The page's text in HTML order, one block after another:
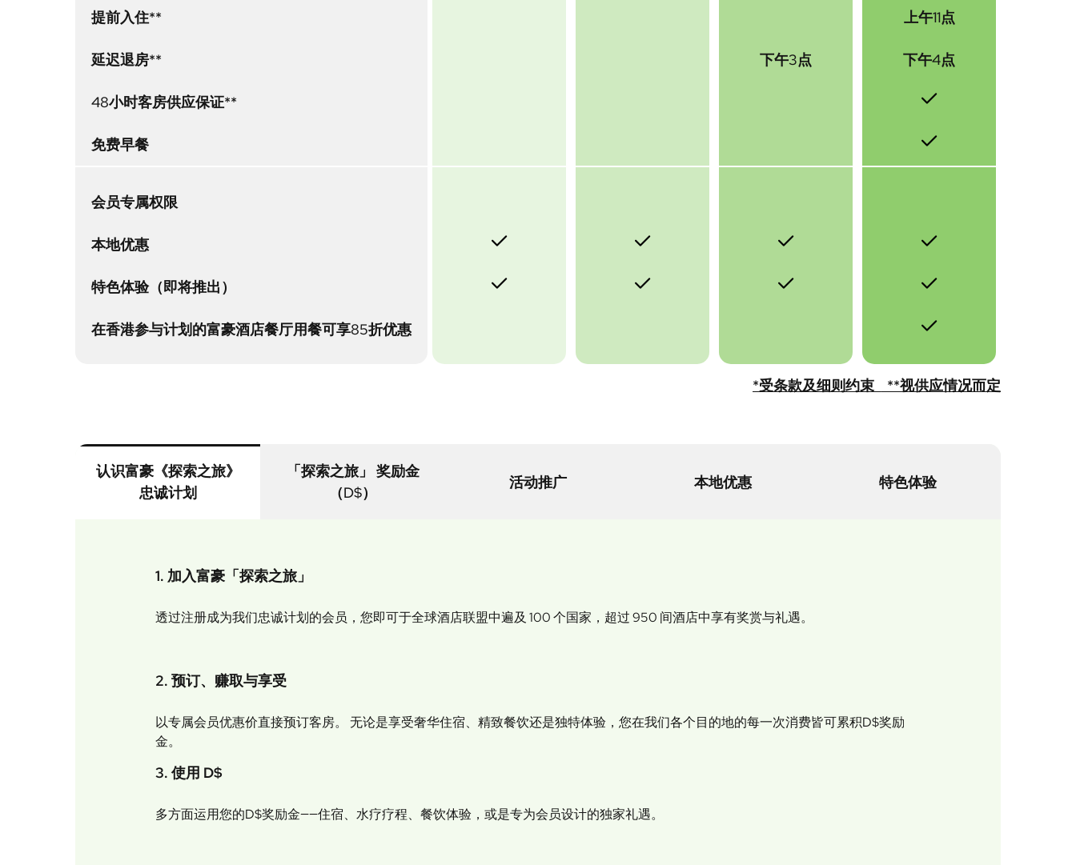
提前入住** 上午11点
延迟退房** 下午3点 下午4点
48小时客房供应保证**
免费早餐
会员专属权限
本地优惠
特色体验（即将推出）
在香港参与计划的富豪酒店餐厅用餐可享85折优惠
*受条款及细则约束 **视供应情况而定
认识富豪《探索之旅》
忠诚计划
「探索之旅」 奖励金
（D$）
活动推广 本地优惠 特色体验
1. 加入富豪「探索之旅」
透过注册成为我们忠诚计划的会员，您即可于全球酒店联盟中遍及 100 个国家，超过 950 间酒店中享有奖赏与礼遇。
2. 预订、赚取与享受
以专属会员优惠价直接预订客房。 无论是享受奢华住宿、精致餐饮还是独特体验，您在我们各个目的地的每一次消费皆可累积D$奖励
金。
3. 使用 D$
多方面运用您的D$奖励金——住宿、水疗疗程、餐饮体验，或是专为会员设计的独家礼遇。